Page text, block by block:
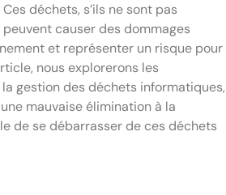
déchets, s’ils ne sont pas
causer des dommages
et représenter un risque pour
nous explorerons les
gestion des déchets informatiques,
mauvaise élimination à la
de se débarrasser de ces déchets